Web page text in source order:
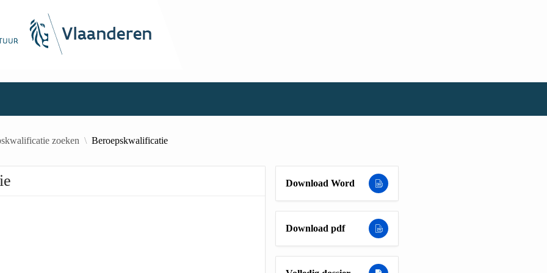
zoeken Beroepskwalificatie
Download Word
Download pdf